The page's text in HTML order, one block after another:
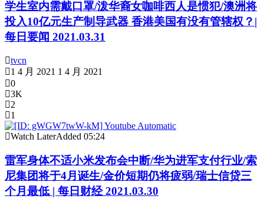
学生室内需戴口罩/泼华裔女咖啡西人是惯犯/澳洲将
投入10亿元生产制导武器 香港美国有没有管辖权？|
每日要闻 2021.03.31
tvcn
1 4 月 2021 1 4 月 2021
0
3K
2
1
Watch LaterAdded 05:24
雷军身体不适小米发布会中断/华为进军支付行业/索
尼集团将于4月诞生/金价短期仍将疲弱/瑞士信贷三
个月最低 | 每日财经 2021.03.30